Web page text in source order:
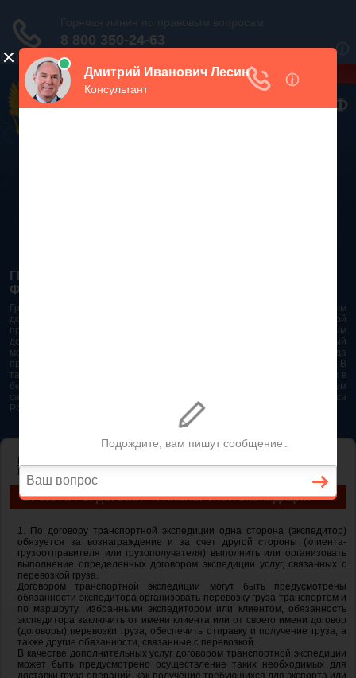
ГРАЖДАНСКИЙ КОДЕКС РОССИЙСКОЙ
ФЕДЕРАЦИИ 2026 - 2025
Гражданский Кодекс Российской Федерации является основным
документом правового поля в Российской Федерации. И именно по этой
причине в него часто вносят изменения. При работе с таким важным
документом необходимо убедиться в его актуальности на данный
момент. Разобраться во всех тонкостях и нюансах не всегда
представляется возможным. Особенно если это нужно сделать быстро. В
таком случае самым простым и эффективным решением будет звонок в
бесплатную юридическую консультацию. Телефон указан на нашем
сайте. На сайте опубликована последняя редакция Гражданского кодекса
РФ 2026 - 2025
СТ 801 ГК РФ. ДОГОВОР ТРАНСПОРТНОЙ ЭКСПЕДИЦИИ
1. По договору транспортной экспедиции одна сторона (экспедитор)
обязуется за вознаграждение и за счет другой стороны (клиента-
грузоотправителя или грузополучателя) выполнить или организовать
выполнение определенных договором экспедиции услуг, связанных с
перевозкой груза.
Договором транспортной экспедиции могут быть предусмотрены
обязанности экспедитора организовать перевозку груза транспортом и
по маршруту, избранными экспедитором или клиентом, обязанность
экспедитора заключить от имени клиента или от своего имени договор
(договоры) перевозки груза, обеспечить отправку и получение груза, а
также другие обязанности, связанные с перевозкой.
В качестве дополнительных услуг договором транспортной экспедиции
может быть предусмотрено осуществление таких необходимых для
доставки груза операций, как получение требующихся для экспорта или